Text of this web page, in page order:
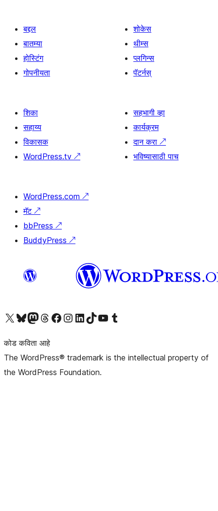
बद्दल
बातम्या
होस्टिंग
गोपनीयता
शोकेस
थीम्स
प्लगिन्स
पॅटर्नस्
शिका
सहाय्य
विकासक
WordPress.tv ↗
सहभागी व्हा
कार्यक्रम
दान करा ↗
भविष्यासाठी पाच
WordPress.com ↗
मॅट ↗
bbPress ↗
BuddyPress ↗
आमच्या X (एक्स) (पूर्वीचे ट्विटर) खात्याला भेट द्या आमच्या ब्लूस्की खात्याला भेट द्या.आमच्या Mastodon खात्याला भेट द्या.आमच्या थ्रेड्स खात्याला भेट द्या. आमच्या फेसबुक पेजला भेट द्या आमच्या इंस्टाग्राम खात्याला भेट द्या आमच्या लिंक्डइन खात्याला भेट द्या आमच्या टिकटॉक अकाउंटला भेट द्या.आमच्या यूट्यूब चॅनेलला भेट द्या आमच्या टंबलर खात्याला भेट द्या.
कोड कविता आहे
The WordPress® trademark is the intellectual property of
the WordPress Foundation.